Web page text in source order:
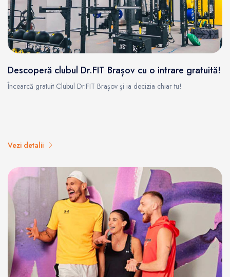
Descoperă clubul Dr.FIT Brașov cu o intrare gratuită!
Încearcă gratuit Clubul Dr.FIT Brașov și ia decizia chiar tu!
Vezi detalii